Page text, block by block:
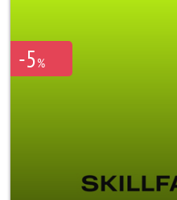
-5%